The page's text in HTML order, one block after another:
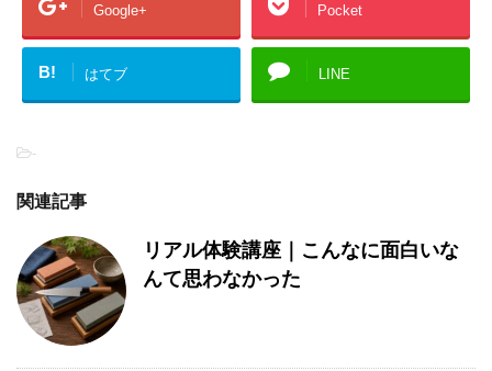
Google+ Pocket
B! はてブ LINE
-
関連記事
リアル体験講座｜こんなに面白いな
んて思わなかった